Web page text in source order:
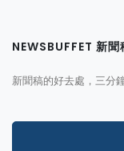
NEWSBUFFET 新
新聞稿的好去處，三分